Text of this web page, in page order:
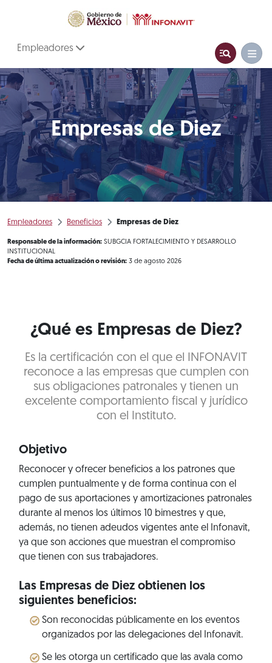
Empleadores
Empresas de Diez
Empleadores Beneficios Empresas de Diez
Responsable de la información: SUBGCIA FORTALECIMIENTO Y DESARROLLO
INSTITUCIONAL
Fecha de última actualización o revisión: 3 de agosto 2026
¿Qué es Empresas de Diez?
Es la certificación con el que el INFONAVIT
reconoce a las empresas que cumplen con
sus obligaciones patronales y tienen un
excelente comportamiento fiscal y jurídico
con el Instituto.
Objetivo
Reconocer y ofrecer beneficios a los patrones que
cumplen puntualmente y de forma continua con el
pago de sus aportaciones y amortizaciones patronales
durante al menos los últimos 10 bimestres y que,
además, no tienen adeudos vigentes ante el Infonavit,
ya que son acciones que muestran el compromiso
que tienen con sus trabajadores.
Las Empresas de Diez obtienen los
siguientes beneficios:
Son reconocidas públicamente en los eventos
organizados por las delegaciones del Infonavit.
Se les otorga un certificado que las avala como